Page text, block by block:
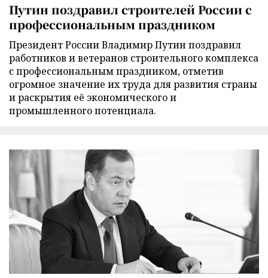
Путин поздравил строителей России с
профессиональным праздником
Президент России Владимир Путин поздравил
работников и ветеранов строительного комплекса
с профессиональным праздником, отметив
огромное значение их труда для развития страны
и раскрытия её экономического и
промышленного потенциала.